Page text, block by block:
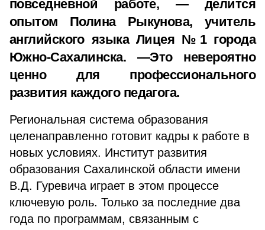
повседневной работе, — делится
опытом Полина Рыкунова, учитель
английского языка Лицея №1 города
Южно-Сахалинска. —Это невероятно
ценно для профессионального
развития каждого педагога.
Региональная система образования
целенаправленно готовит кадры к работе в
новых условиях. Институт развития
образования Сахалинской области имени
В.Д. Гуревича играет в этом процессе
ключевую роль. Только за последние два
года по программам, связанным с